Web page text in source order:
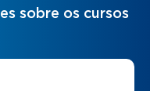
sobre os cursos